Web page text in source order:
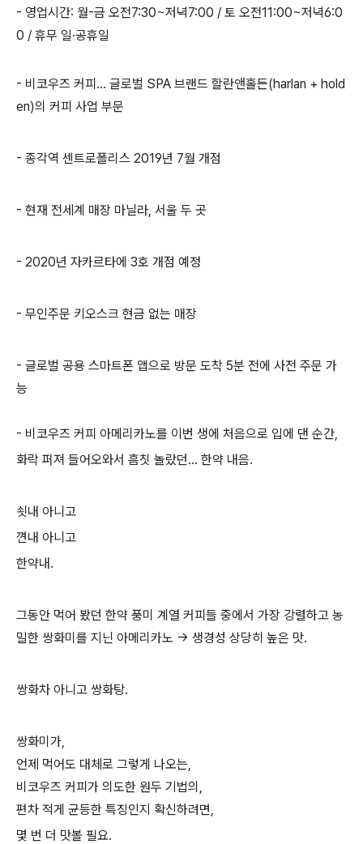
- 영업시간: 월-금 오전7:30~저녁7:00 / 토 오전11:00~저녁6:0
0 / 휴무 일·공휴일
- 비코우즈 커피... 글로벌 SPA 브랜드 할란앤홀든(harlan + hold
en)의 커피 사업 부문
- 종각역 센트로폴리스 2019년 7월 개점
- 현재 전세계 매장 마닐라, 서울 두 곳
- 2020년 자카르타에 3호 개점 예정
- 무인주문 키오스크 현금 없는 매장
- 글로벌 공용 스마트폰 앱으로 방문 도착 5분 전에 사전 주문 가
능
- 비코우즈 커피 아메리카노를 이번 생에 처음으로 입에 댄 순간,
화락 퍼져 들어오와서 흠칫 놀랐던... 한약 내음.
쇳내 아니고
껸내 아니고
한약내.
그동안 먹어 봤던 한약 풍미 계열 커피들 중에서 가장 강렬하고 농
밀한 쌍화미를 지닌 아메리카노 → 생경성 상당히 높은 맛.
쌍화차 아니고 쌍화탕.
쌍화미가,
언제 먹어도 대체로 그렇게 나오는,
비코우즈 커피가 의도한 원두 기법의,
편차 적게 균등한 특징인지 확신하려면,
몇 번 더 맛볼 필요.